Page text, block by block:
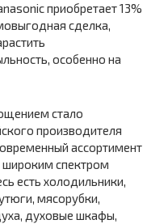
приобретает 13%
сделка,
особенно на
стало
производителя
ассортимент
широким спектром
есть холодильники,
мясорубки,
духовые шкафы,